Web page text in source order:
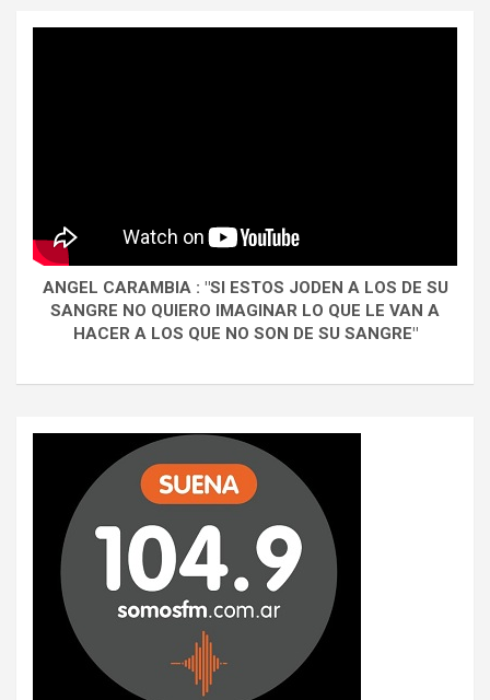
ANGEL CARAMBIA : "SI ESTOS JODEN A LOS DE SU
SANGRE NO QUIERO IMAGINAR LO QUE LE VAN A
HACER A LOS QUE NO SON DE SU SANGRE"